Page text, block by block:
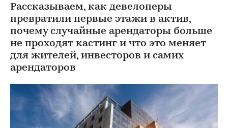
Рассказываем, как девелоперы
превратили первые этажи в актив,
почему случайные арендаторы больше
не проходят кастинг и что это меняет
для жителей, инвесторов и самих
арендаторов